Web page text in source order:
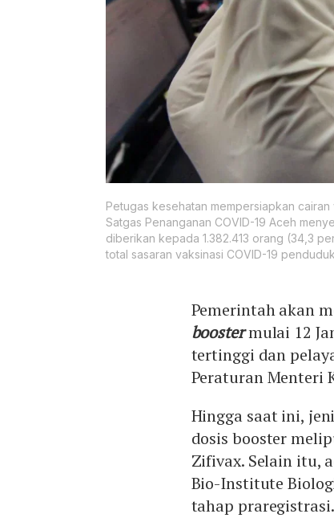
Petugas kesehatan mempersiapkan cairan
Satgas Penanganan COVID-19 Aceh
diberikan kepada 1.382.413 orang (34,3
total sasaran vaksinasi COVID-19
Pemerintah akan
boostermulai 12
tertinggi dan
Peraturan Menteri
Hingga saat ini,
dosis booster
Zifivax. Selain itu,
Bio-Institute
tahap praregistrasi.